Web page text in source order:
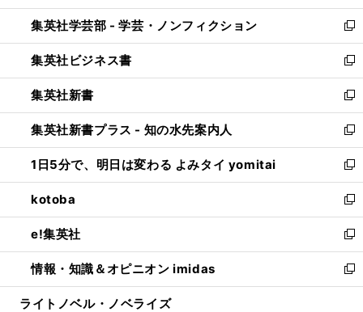
開
く
ウ
で
開
く
ン
ド
ウ
で
開
く
ウ
ィ
ン
ド
ウ
で
開
く
集英社学芸部 - 学芸・ノンフィクション
新
し
い
ウ
ィ
ン
ド
ウ
で
開
く
集英社ビジネス書
新
し
い
ウ
ィ
ン
ド
ウ
で
開
く
集英社新書
新
し
い
ウ
ィ
ン
ド
ウ
で
開
く
集英社新書プラス - 知の水先案内人
新
し
い
ウ
ィ
ン
ド
ウ
で
開
1日5分で、明日は変わる よみタイ yomitai
新
し
い
ウ
ィ
ン
ド
ウ
kotoba
新
し
い
ウ
ィ
ン
e!集英社
新
し
い
ウ
情報・知識＆オピニオン imidas
新
し
ライトノベル・ノベライズ